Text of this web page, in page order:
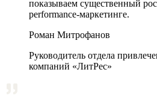
показываем существенный
performance-маркетинге.
Роман Митрофанов
Руководитель отдела
компаний «ЛитРес»